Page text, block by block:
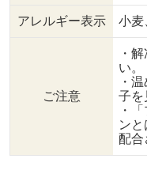
（レモン汁でも代用可）
・生姜（すりおろし）
ブ １個 ・
チリペッパー 小
さじ1（お好みで） ・はち
みつ 8g ・
塩 小
さじ1/3 【調理手順】
アレルギー表示 小麦
ご注意
・
い。
・
子を
・
ン
配合